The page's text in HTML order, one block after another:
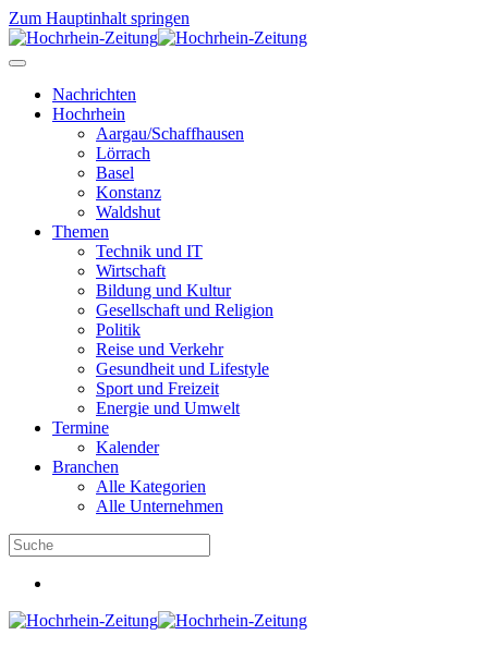
Zum Hauptinhalt springen
Nachrichten
Hochrhein
Aargau/Schaffhausen
Lörrach
Basel
Konstanz
Waldshut
Themen
Technik und IT
Wirtschaft
Bildung und Kultur
Gesellschaft und Religion
Politik
Reise und Verkehr
Gesundheit und Lifestyle
Sport und Freizeit
Energie und Umwelt
Termine
Kalender
Branchen
Alle Kategorien
Alle Unternehmen